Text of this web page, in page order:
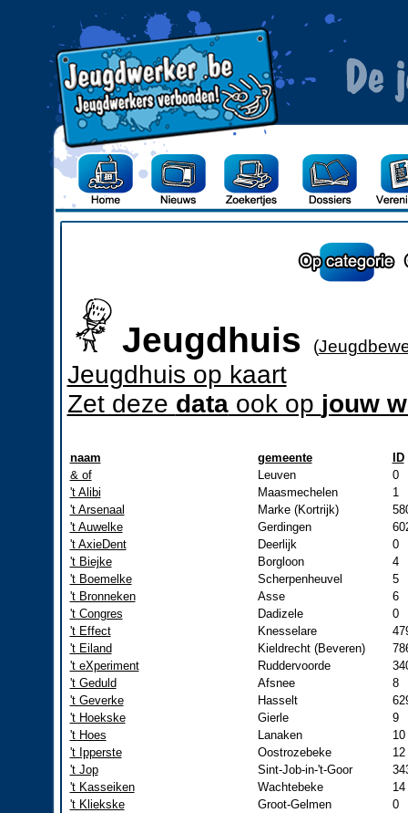
Jeugdhuis (
Jeugdhuis op kaart
Zet deze dataook op jouw
naam gemeente
ID
& of
Leuven
0
't Alibi
Maasmechelen
1
't Arsenaal
Marke (Kortrijk)
't Auwelke
Gerdingen
't AxieDent
Deerlijk
0
't Biejke
Borgloon
4
't Boemelke
Scherpenheuvel
5
't Bronneken
Asse
6
't Congres
Dadizele
0
't Effect
Knesselare
't Eiland
Kieldrecht (Beveren)
't eXperiment
Ruddervoorde
't Geduld
Afsnee
8
't Geverke
Hasselt
't Hoekske
Gierle
9
't Hoes
Lanaken
10
't Ipperste
Oostrozebeke
12
't Jop
Sint-Job-in-'t-Goor
't Kasseiken
Wachtebeke
14
't Kliekske
Groot-Gelmen
0